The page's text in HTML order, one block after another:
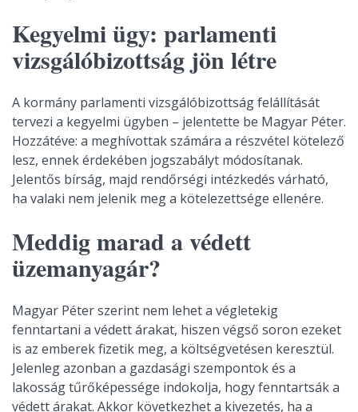
Kegyelmi ügy: parlamenti
vizsgálóbizottság jön létre
A kormány parlamenti vizsgálóbizottság felállítását
tervezi a kegyelmi ügyben – jelentette be Magyar Péter.
Hozzátéve: a meghívottak számára a részvétel kötelező
lesz, ennek érdekében jogszabályt módosítanak.
Jelentős bírság, majd rendőrségi intézkedés várható,
ha valaki nem jelenik meg a kötelezettsége ellenére.
Meddig marad a védett
üzemanyagár?
Magyar Péter szerint nem lehet a végletekig
fenntartani a védett árakat, hiszen végső soron ezeket
is az emberek fizetik meg, a költségvetésen keresztül.
Jelenleg azonban a gazdasági szempontok és a
lakosság tűrőképessége indokolja, hogy fenntartsák a
védett árakat. Akkor következhet a kivezetés, ha a